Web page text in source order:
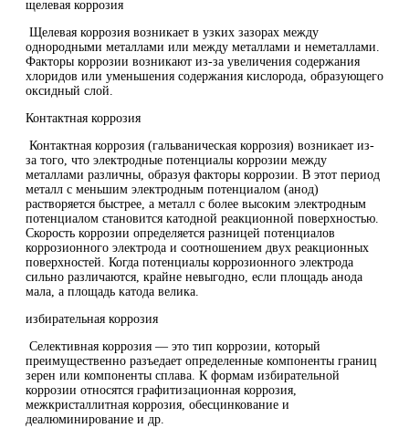
щелевая коррозия
Щелевая коррозия возникает в узких зазорах между
однородными металлами или между металлами и неметаллами.
Факторы коррозии возникают из-за увеличения содержания
хлоридов или уменьшения содержания кислорода, образующего
оксидный слой.
Контактная коррозия
Контактная коррозия (гальваническая коррозия) возникает из-
за того, что электродные потенциалы коррозии между
металлами различны, образуя факторы коррозии. В этот период
металл с меньшим электродным потенциалом (анод)
растворяется быстрее, а металл с более высоким электродным
потенциалом становится катодной реакционной поверхностью.
Скорость коррозии определяется разницей потенциалов
коррозионного электрода и соотношением двух реакционных
поверхностей. Когда потенциалы коррозионного электрода
сильно различаются, крайне невыгодно, если площадь анода
мала, а площадь катода велика.
избирательная коррозия
Селективная коррозия — это тип коррозии, который
преимущественно разъедает определенные компоненты границ
зерен или компоненты сплава. К формам избирательной
коррозии относятся графитизационная коррозия,
межкристаллитная коррозия, обесцинкование и
деалюминирование и др.